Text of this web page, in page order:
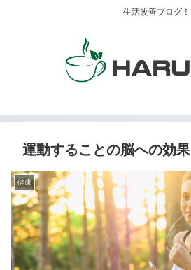
生活改善ブログ！
運動することの脳への効果
健康